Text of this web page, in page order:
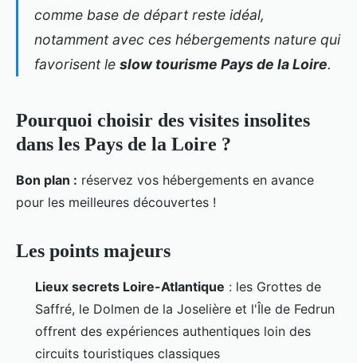
comme base de départ reste idéal,
notamment avec ces hébergements nature qui
favorisent le slow tourisme Pays de la Loire.
Pourquoi choisir des visites insolites
dans les Pays de la Loire ?
Bon plan : réservez vos hébergements en avance
pour les meilleures découvertes !
Les points majeurs
Lieux secrets Loire-Atlantique : les Grottes de
Saffré, le Dolmen de la Joselière et l'Île de Fedrun
offrent des expériences authentiques loin des
circuits touristiques classiques